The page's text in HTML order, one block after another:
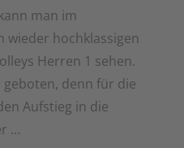
man im
wieder hochklassigen
Herren 1 sehen.
geboten, denn für die
Aufstieg in die
…